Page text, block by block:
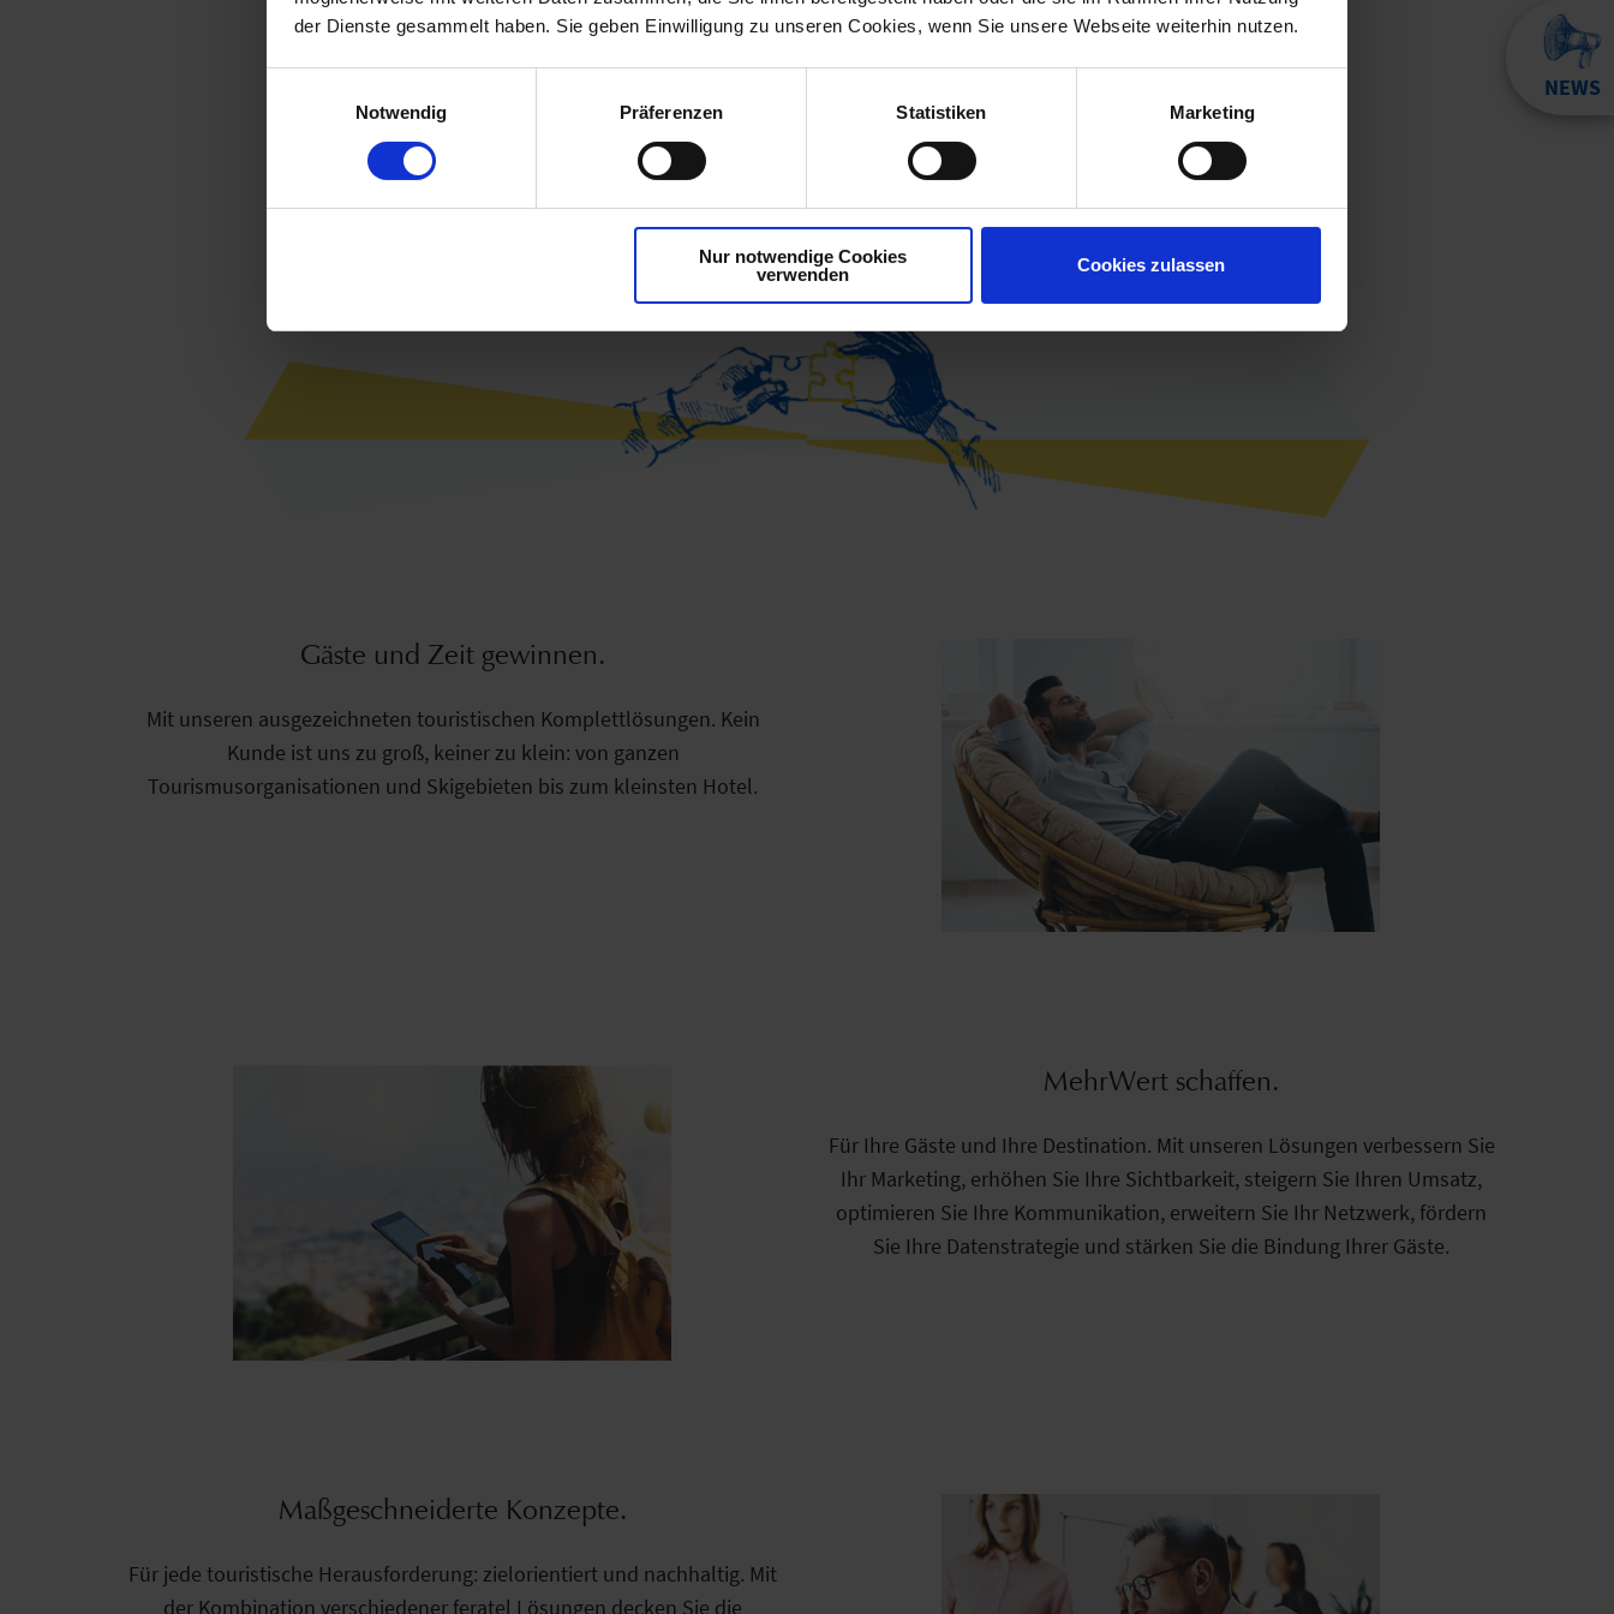
der Dienste gesammelt haben. Sie geben Einwilligung zu unseren Cookies, wenn Sie unsere Webseite weiterhin nutzen.
Notwendig
Präferenzen Statistiken Marketing
Nur notwendige Cookies
verwenden
Cookies zulassen
NEWS
Wir denken in Gesamtlösungen.
Gäste und Zeit gewinnen.
Mit unseren ausgezeichneten touristischen Komplettlösungen. Kein
Kunde ist uns zu groß, keiner zu klein: von ganzen
Tourismusorganisationen und Skigebieten bis zum kleinsten Hotel.
MehrWert schaffen.
Für Ihre Gäste und Ihre Destination. Mit unseren Lösungen verbessern Sie
Ihr Marketing, erhöhen Sie Ihre Sichtbarkeit, steigern Sie Ihren Umsatz,
optimieren Sie Ihre Kommunikation, erweitern Sie Ihr Netzwerk, fördern
Sie Ihre Datenstrategie und stärken Sie die Bindung Ihrer Gäste.
Maßgeschneiderte Konzepte.
Für jede touristische Herausforderung: zielorientiert und nachhaltig. Mit
der Kombination verschiedener feratel Lösungen decken Sie die